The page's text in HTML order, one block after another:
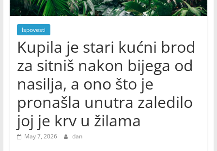
Ispovesti
Kupila je stari kućni brod
za sitniš nakon bijega od
nasilja, a ono što je
pronašla unutra zaledilo
joj je krv u žilama
May 7, 2026 dan